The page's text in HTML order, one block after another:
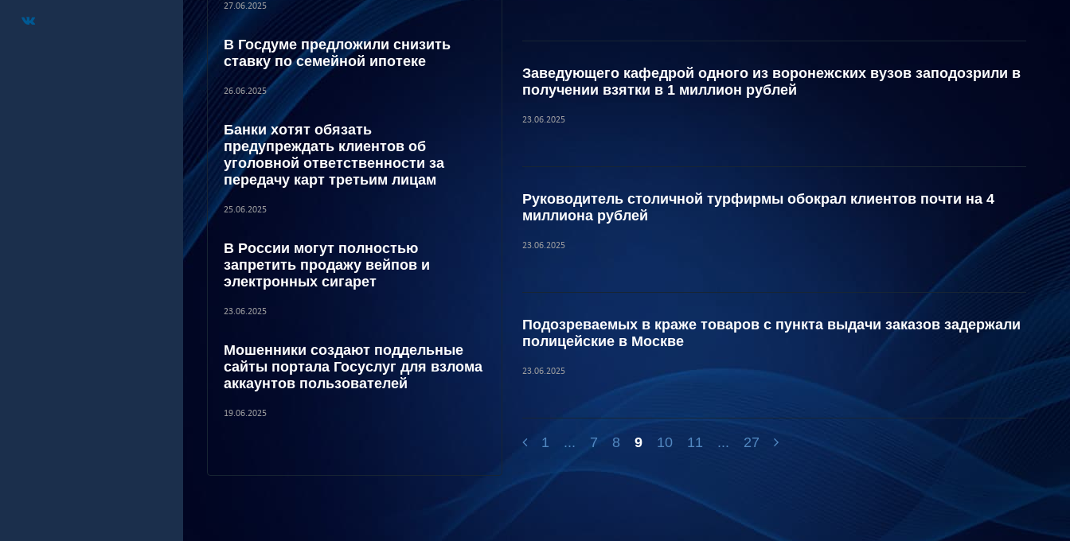
27.06.2025
В Госдуме предложили снизить
ставку по семейной ипотеке
26.06.2025
Банки хотят обязать
предупреждать клиентов об
уголовной ответственности за
передачу карт третьим лицам
25.06.2025
В России могут полностью
запретить продажу вейпов и
электронных сигарет
23.06.2025
Мошенники создают поддельные
сайты портала Госуслуг для взлома
аккаунтов пользователей
19.06.2025
Заведующего кафедрой одного из воронежских вузов заподозрили в
получении взятки в 1 миллион рублей
23.06.2025
Руководитель столичной турфирмы обокрал клиентов почти на 4
миллиона рублей
23.06.2025
Подозреваемых в краже товаров с пункта выдачи заказов задержали
полицейские в Москве
23.06.2025
1 ... 7 8 9 10 11 ... 27